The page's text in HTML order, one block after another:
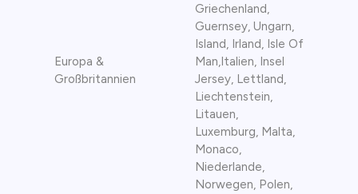
Europa &
Großbritannien
Griechenland,
Guernsey, Ungarn,
Island, Irland, Isle Of
Man,Italien, Insel
Jersey, Lettland,
Liechtenstein,
Litauen,
Luxemburg, Malta,
Monaco,
Niederlande,
Norwegen, Polen,